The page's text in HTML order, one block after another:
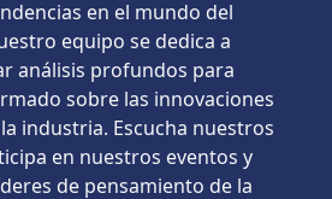
en el mundo del
equipo se dedica a
análisis profundos para
sobre las innovaciones
industria. Escucha nuestros
en nuestros eventos y
de pensamiento de la